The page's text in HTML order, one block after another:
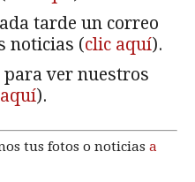
tarde un correo
noticias (clic aquí).
para ver nuestros
).
tus fotos o noticias a